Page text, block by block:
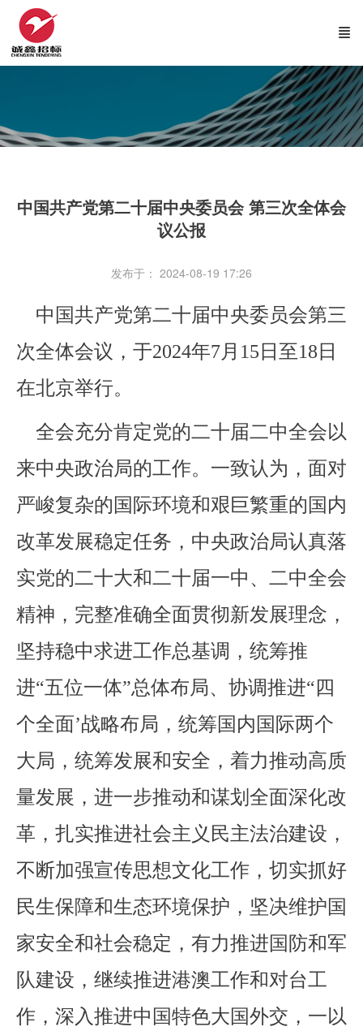
中国共产党第二十届中央委员会 第三次全体会
议公报
发布于： 2024-08-19 17:26
中国共产党第二十届中央委员会第三
次全体会议，于2024年7月15日至18日
在北京举行。
全会充分肯定党的二十届二中全会以
来中央政治局的工作。一致认为，面对
严峻复杂的国际环境和艰巨繁重的国内
改革发展稳定任务，中央政治局认真落
实党的二十大和二十届一中、二中全会
精神，完整准确全面贯彻新发展理念，
坚持稳中求进工作总基调，统筹推
进“五位一体”总体布局、协调推进“四
个全面’战略布局，统筹国内国际两个
大局，统筹发展和安全，着力推动高质
量发展，进一步推动和谋划全面深化改
革，扎实推进社会主义民主法治建设，
不断加强宣传思想文化工作，切实抓好
民生保障和生态环境保护，坚决维护国
家安全和社会稳定，有力推进国防和军
队建设，继续推进港澳工作和对台工
作，深入推进中国特色大国外交，一以